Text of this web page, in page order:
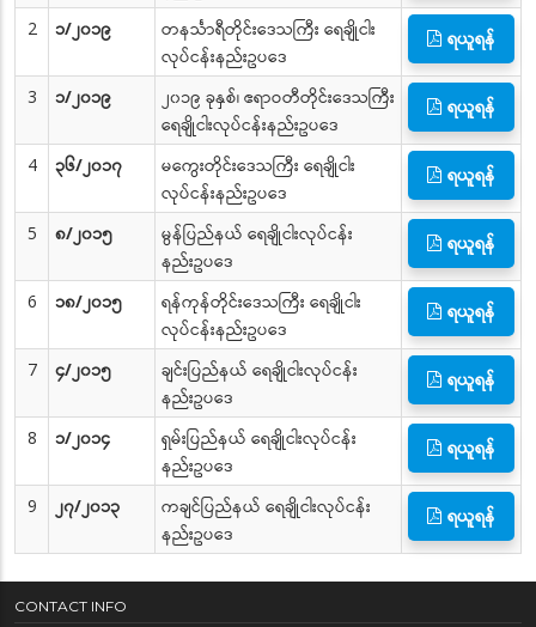
2 ၁/၂၀၁၉
တနင်္သာရီတိုင်းဒေသကြီး ရေချိုငါး
လုပ်ငန်းနည်းဥပဒေ
ရယူရန်
3 ၁/၂၀၁၉
၂၀၁၉ ခုနှစ်၊ ဧရာဝတီတိုင်းဒေသကြီး
ရေချိုငါးလုပ်ငန်းနည်းဥပဒေ
ရယူရန်
4 ၃၆/၂၀၁၇
မကွေးတိုင်းဒေသကြီး ရေချိုငါး
လုပ်ငန်းနည်းဥပဒေ
ရယူရန်
5 ၈/၂၀၁၅
မွန်ပြည်နယ် ရေချိုငါးလုပ်ငန်း
နည်းဥပဒေ
ရယူရန်
6 ၁၈/၂၀၁၅
ရန်ကုန်တိုင်းဒေသကြီး ရေချိုငါး
လုပ်ငန်းနည်းဥပဒေ
ရယူရန်
7 ၄/၂၀၁၅
ချင်းပြည်နယ် ရေချိုငါးလုပ်ငန်း
နည်းဥပဒေ
ရယူရန်
8 ၁/၂၀၁၄
ရှမ်းပြည်နယ် ရေချိုငါးလုပ်ငန်း
နည်းဥပဒေ
ရယူရန်
9 ၂၇/၂၀၁၃
ကချင်ပြည်နယ် ရေချိုငါးလုပ်ငန်း
နည်းဥပဒေ
ရယူရန်
CONTACT INFO